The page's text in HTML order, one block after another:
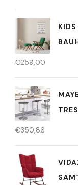
€259,00
€350,86